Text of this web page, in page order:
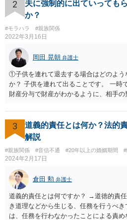
2
夫に強制的に出ていっても
か？
#モラハラ #親族関係
2022年3月16日
岡田 晃朝 弁護士
①子供を連れて退去する場合はどのよう
か？ 子供を連れて出ることです。 一時
財産分与で財産がわかるように、相手
ら立ち退かない場合は明渡し請求訴訟
はい。 もっとも、調停の中で明け渡し
はということになるでしょう。
3
道義的責任とは何か？法的
解説
#親族関係 #音信不通 #20年以上の婚姻期間
2024年2月17日
倉田 勲 弁護士
道義的責任とは何ですか？ →道徳的責
き道理などから生じる、任務を行うべ
は、任務を行わなかったことによる責